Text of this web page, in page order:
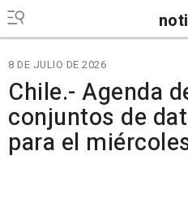
noti
8 DE JULIO DE 2026
Chile.- Agenda
conjuntos de
para el